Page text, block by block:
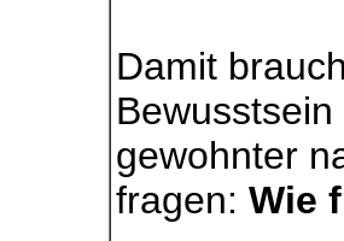
Damit
gewohnter
fragen: Wie